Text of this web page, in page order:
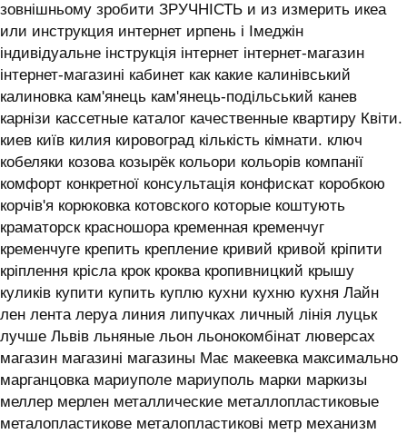
зовнішньому зробити ЗРУЧНІСТЬ и из измерить икеа
или инструкция интернет ирпень і ‎Імеджін
індивідуальне інструкція інтернет інтернет-магазин
інтернет-магазині кабинет как какие калинівський
калиновка кам'янець кам'янець-подільський канев
карнізи кассетные каталог качественные квартиру Квіти.
киев київ килия кировоград кількість кімнати. ключ
кобеляки козова козырёк кольори кольорів компанії
комфорт конкретної консультація конфискат коробкою
корчів'я корюковка котовского которые коштують
краматорск красношора кременная кременчуг
кременчуге крепить крепление кривий кривой кріпити
кріплення крісла крок кроква кропивницкий крышу
куликів купити купить куплю кухни кухню кухня ‎Лайн
лен лента леруа линия липучках личный лінія луцьк
лучше Львів льняные льон льонокомбінат люверсах
магазин магазині магазины Має макеевка максимально
марганцовка мариуполе мариуполь марки маркизы
меллер мерлен металлические металлопластиковые
металопластикове металопластикові метр механизм